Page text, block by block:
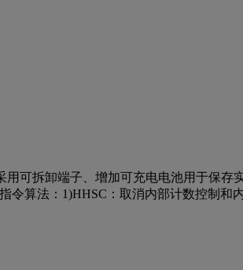
可拆卸端子、增加可充电电池用于保存
算法：1)HHSC：取消内部计数控制